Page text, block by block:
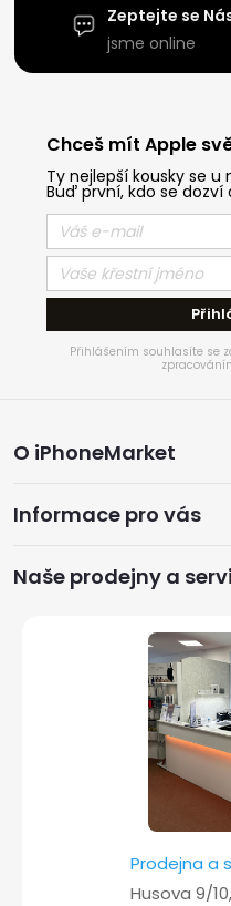
Zeptejte se
jsme online
Chceš mít Apple
Ty nejlepší kousky se
Buď první, kdo se
Přihlášením souhlasíte se
á
p
a
O iPhoneMarket
Informace pro vás
Naše prodejny a
Prodejna a
Husova 9/